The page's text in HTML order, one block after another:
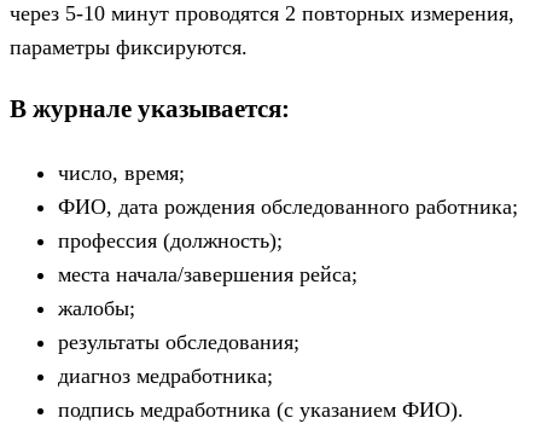
через 5-10 минут проводятся 2 повторных измерения,
параметры фиксируются.
В журнале указывается:
число, время;
ФИО, дата рождения обследованного работника;
профессия (должность);
места начала/завершения рейса;
жалобы;
результаты обследования;
диагноз медработника;
подпись медработника (с указанием ФИО).